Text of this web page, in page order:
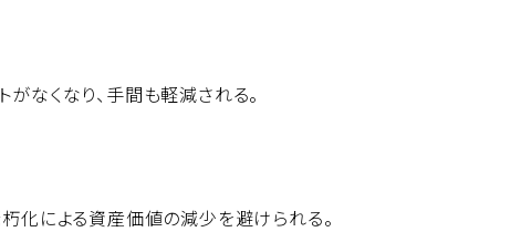
なくなり、手間も軽減される。
化による資産価値の減少を避けられる。